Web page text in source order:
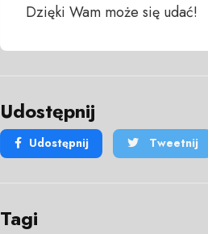
Dzięki Wam może się udać!
Udostępnij
Udostępnij Tweetnij
Tagi